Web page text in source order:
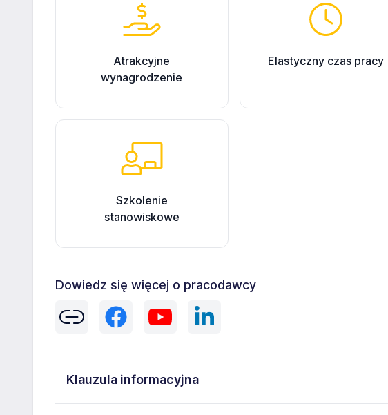
Atrakcyjne
wynagrodzenie
Elastyczny czas pracy
Szkolenie
stanowiskowe
Dowiedz się więcej o pracodawcy
Klauzula informacyjna